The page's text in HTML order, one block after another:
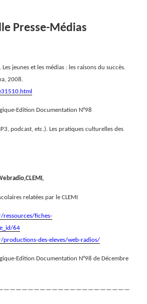
Presse-Médias
Les jeunes et les médias : les raisons du succès.
2008.
Edition Documentation N°98
podcast, etc.). Les pratiques culturelles des
relatées par le CLEMI
fiches-
64
des-eleves/web-radios/
Edition Documentation N°98 de Décembre